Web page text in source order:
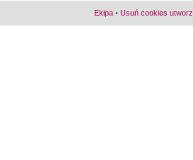
Ekipa • Usuń cookies